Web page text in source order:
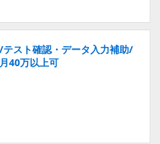
スト確認・データ入力補助/
40万以上可